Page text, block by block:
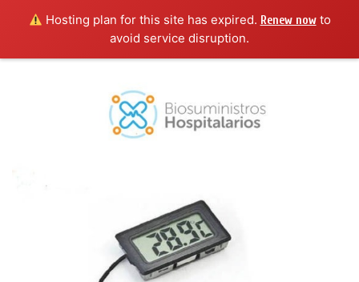
Hosting plan for this site has expired. Renew nowto
avoid service disruption.